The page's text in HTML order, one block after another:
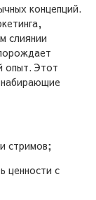
концепций.
слиянии
опыт. Этот
стримов;
ценности с